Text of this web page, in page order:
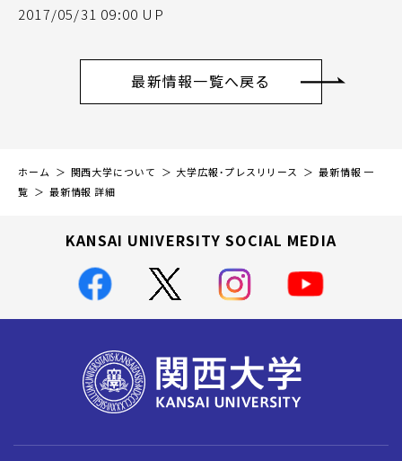
2017/05/31 09:00 UP
最新情報一覧へ戻る
ホーム 関西大学について 大学広報・プレスリリース
最新情報 一
覧
最新情報 詳細
KANSAI UNIVERSITY SOCIAL MEDIA